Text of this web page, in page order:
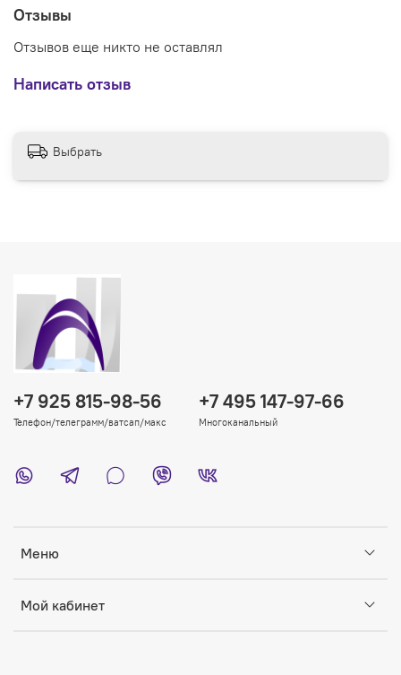
Отзывы
Отзывов еще никто не оставлял
Написать отзыв
Выбрать
Меню
Мой кабинет
+7 925 815-98-56
Телефон/телеграмм/ватсап/макс
+7 495 147-97-66
Многоканальный